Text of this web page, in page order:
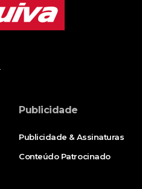
Publicidade
Publicidade & Assinaturas
Conteúdo Patrocinado